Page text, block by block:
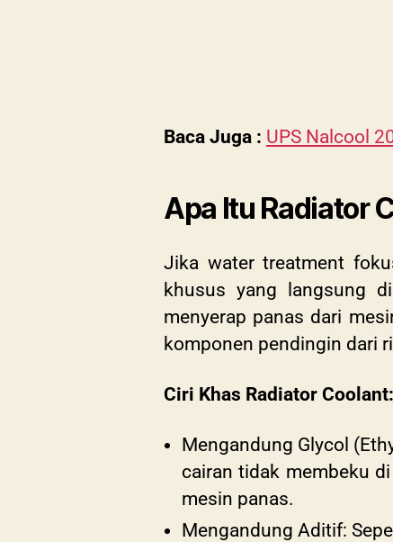
Baca Juga : UPS Nalcool
Apa Itu Radiator
Jika water treatment
khusus yang langsung
menyerap panas dari
komponen pendingin dari
Ciri Khas Radiator Coolant:
Mengandung Glycol
cairan tidak membeku
mesin panas.
Mengandung Aditif: